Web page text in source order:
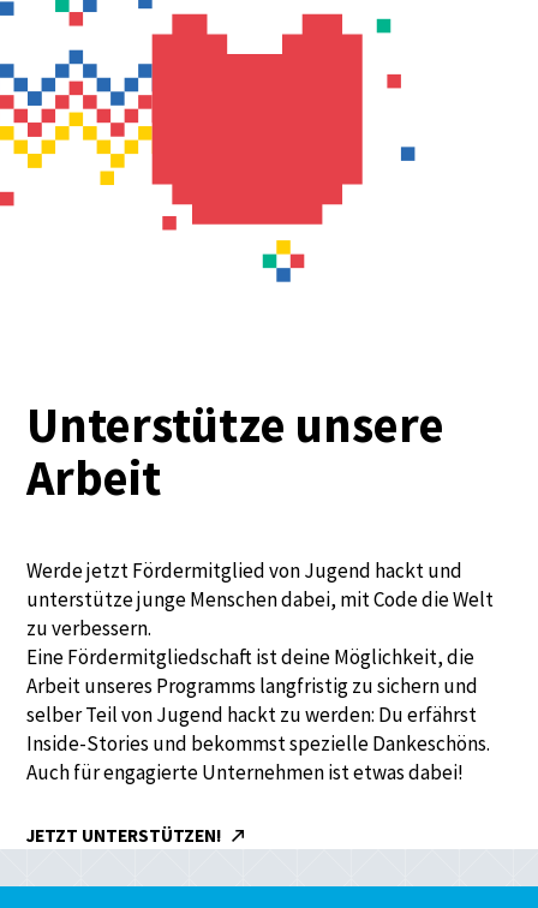
Unterstütze unsere
Arbeit
Werde jetzt Fördermitglied von Jugend hackt und
unterstütze junge Menschen dabei, mit Code die Welt
zu verbessern.
Eine Fördermitgliedschaft ist deine Möglichkeit, die
Arbeit unseres Programms langfristig zu sichern und
selber Teil von Jugend hackt zu werden: Du erfährst
Inside-Stories und bekommst spezielle Dankeschöns.
Auch für engagierte Unternehmen ist etwas dabei!
JETZT UNTERSTÜTZEN!